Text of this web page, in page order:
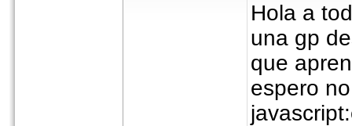
Hola a
una gp
que
espero